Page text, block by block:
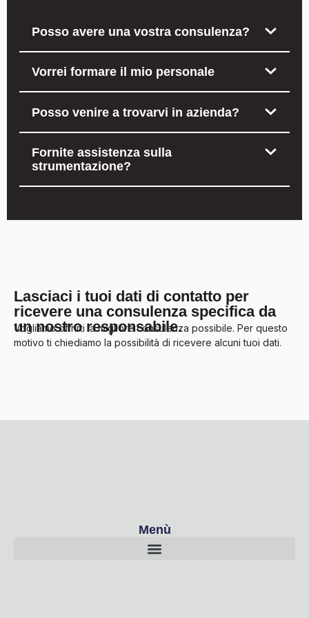
Posso avere una vostra consulenza?
Vorrei formare il mio personale
Posso venire a trovarvi in azienda?
Fornite assistenza sulla
strumentazione?
Lasciaci i tuoi dati di contatto per
ricevere una consulenza specifica da
un nostro responsabile.
Vogliamo offrirti la migliore consulenza possibile. Per questo
motivo ti chiediamo la possibilità di ricevere alcuni tuoi dati.
Menù